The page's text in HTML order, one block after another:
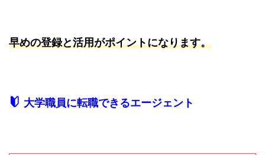
早めの登録と活用がポイントになります。
大学職員に転職できるエージェント